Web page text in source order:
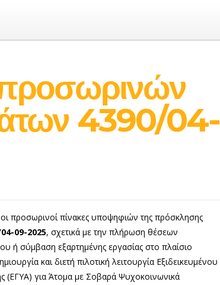
4390/04-
προσωρινοί πίνακες υποψηφιών της πρόσκλησης
09-2025, σχετικά με την πλήρωση θέσεων
ή σύμβαση εξαρτημένης εργασίας στο πλαίσιο
και διετή πιλοτική λειτουργία Εξιδεικευμένου
(ΕΓΥΑ) για Άτομα με Σοβαρά Ψυχοκοινωνικά